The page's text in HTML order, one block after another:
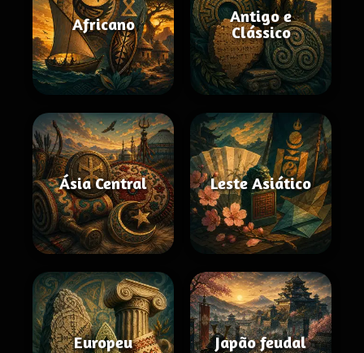
Africano
Antigo e
Clássico
Ásia Central Leste Asiático
Europeu Japão feudal